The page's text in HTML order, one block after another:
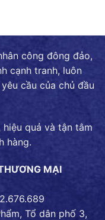
công đông đảo,
cạnh tranh, luôn
cầu của chủ đầu
hiệu quả và tận tâm
hàng.
MẠI
Tổ dân phố 3,